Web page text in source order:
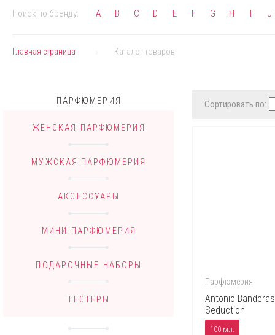
Поиск по бренду: A B C D E F G H I J
Главная страница Каталог товаров
ПАРФЮМЕРИЯ
ЖЕНСКАЯ ПАРФЮМЕРИЯ
МУЖСКАЯ ПАРФЮМЕРИЯ
АКСЕССУАРЫ
МИНИ-ПАРФЮМЕРИЯ
ПОДАРОЧНЫЕ НАБОРЫ
ТЕСТЕРЫ
Сортировать по:
Парфюмерия
Antonio
Seduction
100 мл.